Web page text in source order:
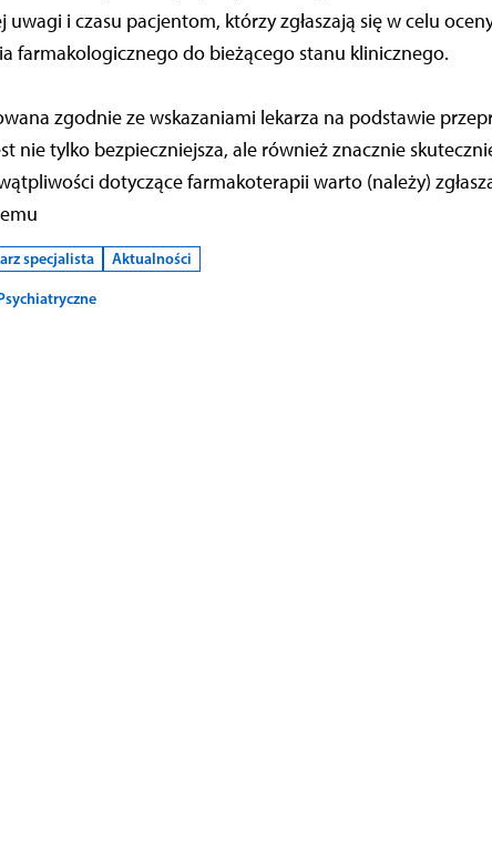
uwagi i czasu pacjentom, którzy zgłaszają się w celu
farmakologicznego do bieżącego stanu klinicznego.
zgodnie ze wskazaniami lekarza na podstawie
nie tylko bezpieczniejsza, ale również znacznie
dotyczące farmakoterapii warto (należy)
specjalista
Aktualności